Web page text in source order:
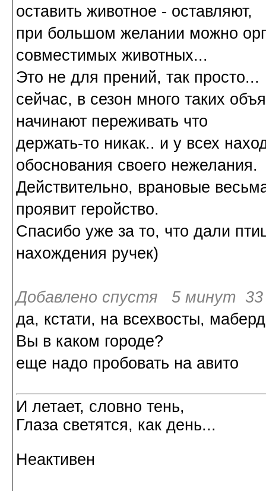
оставить животное - оставляют,
при большом желании можно
совместимых животных...
Это не для прений, так просто...
сейчас, в сезон много таких
начинают переживать что
держать-то никак.. и у всех
обоснования своего нежелания.
Действительно, врановые
проявит геройство.
Спасибо уже за то, что дали
нахождения ручек)
Добавлено спустя 5 минут 33
да, кстати, на всехвосты,
Вы в каком городе?
еще надо пробовать на авито
И летает, словно тень,
Глаза светятся, как день...
Неактивен